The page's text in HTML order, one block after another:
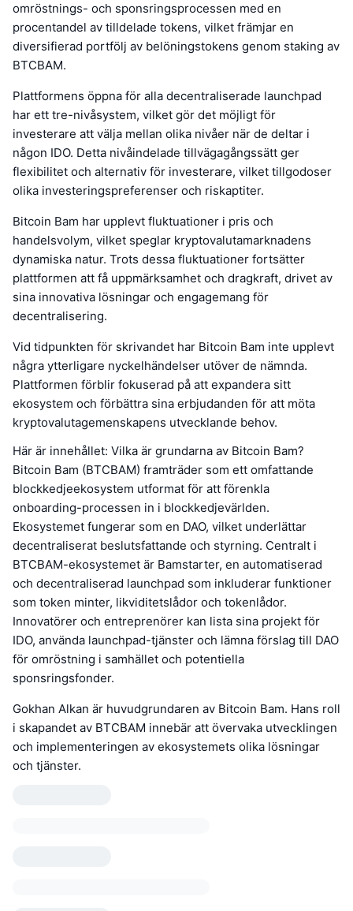
omröstnings- och sponsringsprocessen med en
procentandel av tilldelade tokens, vilket främjar en
diversifierad portfölj av belöningstokens genom staking av
BTCBAM.
Plattformens öppna för alla decentraliserade launchpad
har ett tre-nivåsystem, vilket gör det möjligt för
investerare att välja mellan olika nivåer när de deltar i
någon IDO. Detta nivåindelade tillvägagångssätt ger
flexibilitet och alternativ för investerare, vilket tillgodoser
olika investeringspreferenser och riskaptiter.
Bitcoin Bam har upplevt fluktuationer i pris och
handelsvolym, vilket speglar kryptovalutamarknadens
dynamiska natur. Trots dessa fluktuationer fortsätter
plattformen att få uppmärksamhet och dragkraft, drivet av
sina innovativa lösningar och engagemang för
decentralisering.
Vid tidpunkten för skrivandet har Bitcoin Bam inte upplevt
några ytterligare nyckelhändelser utöver de nämnda.
Plattformen förblir fokuserad på att expandera sitt
ekosystem och förbättra sina erbjudanden för att möta
kryptovalutagemenskapens utvecklande behov.
Här är innehållet: Vilka är grundarna av Bitcoin Bam?
Bitcoin Bam (BTCBAM) framträder som ett omfattande
blockkedjeekosystem utformat för att förenkla
onboarding-processen in i blockkedjevärlden.
Ekosystemet fungerar som en DAO, vilket underlättar
decentraliserat beslutsfattande och styrning. Centralt i
BTCBAM-ekosystemet är Bamstarter, en automatiserad
och decentraliserad launchpad som inkluderar funktioner
som token minter, likviditetslådor och tokenlådor.
Innovatörer och entreprenörer kan lista sina projekt för
IDO, använda launchpad-tjänster och lämna förslag till DAO
för omröstning i samhället och potentiella
sponsringsfonder.
Gokhan Alkan är huvudgrundaren av Bitcoin Bam. Hans roll
i skapandet av BTCBAM innebär att övervaka utvecklingen
och implementeringen av ekosystemets olika lösningar
och tjänster.